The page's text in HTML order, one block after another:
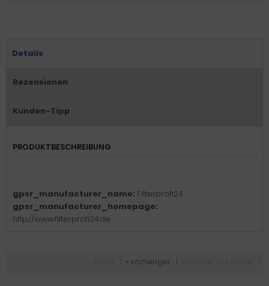
Details
Rezensionen
Kunden-Tipp
PRODUKTBESCHREIBUNG
gpsr_manufacturer_name: Filterprofi24
gpsr_manufacturer_homepage:
http://www.filterprofi24.de
« vorheriger